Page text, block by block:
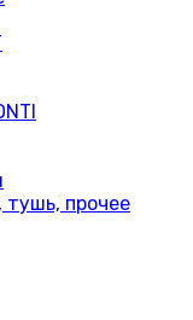
прочее